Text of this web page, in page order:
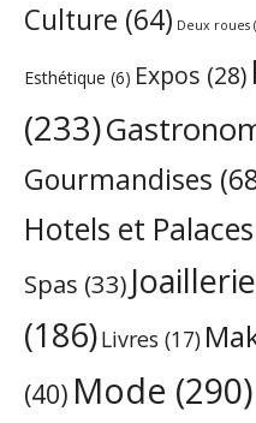
Culture (64) Deux roues
Esthétique (6) Expos (28)
(233)
Gourmandises
Hotels et Palaces
Spas (33)
(186)Livres (17)
(40) Mode (290)